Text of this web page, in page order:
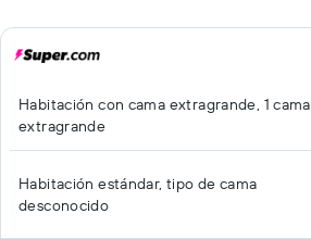
Habitación con cama extragrande, 1 cama
extragrande
Habitación estándar, tipo de cama
desconocido